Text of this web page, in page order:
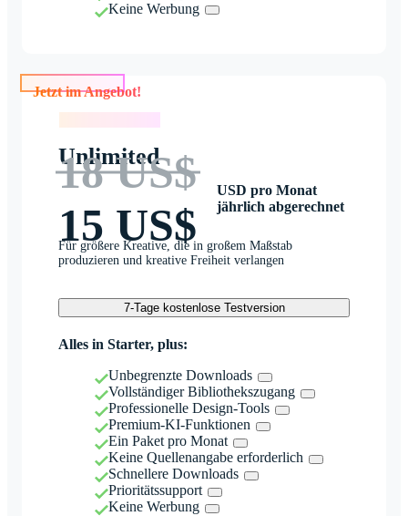
Keine Werbung
Jetzt im Angebot!
Unlimited
18 US$
15 US$
USD pro Monat
jährlich abgerechnet
Für größere Kreative, die in großem Maßstab
produzieren und kreative Freiheit verlangen
7-Tage kostenlose Testversion
Alles in Starter, plus:
Unbegrenzte Downloads
Vollständiger Bibliothekszugang
Professionelle Design-Tools
Premium-KI-Funktionen
Ein Paket pro Monat
Keine Quellenangabe erforderlich
Schnellere Downloads
Prioritätssupport
Keine Werbung